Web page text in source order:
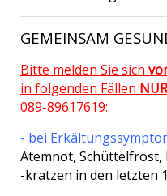
GEMEINSAM
Bitte melden Sie sich
in folgenden Fällen NUR
089-89617619:
- bei
Atemnot, Schüttelfrost,
-kratzen in den letzten